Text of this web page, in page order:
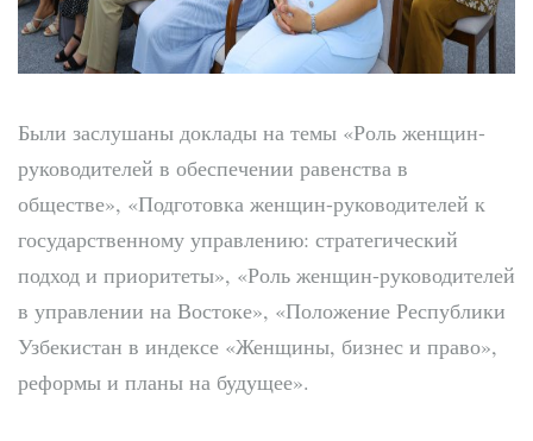
Были заслушаны доклады на темы «Роль женщин-
руководителей в обеспечении равенства в
обществе», «Подготовка женщин-руководителей к
государственному управлению: стратегический
подход и приоритеты», «Роль женщин-руководителей
в управлении на Востоке», «Положение Республики
Узбекистан в индексе «Женщины, бизнес и право»,
реформы и планы на будущее».